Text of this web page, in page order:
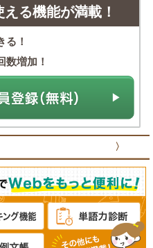
る機能が満載！
！
増加！
〉